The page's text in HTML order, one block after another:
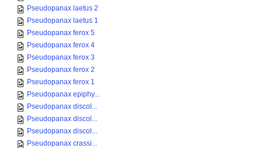
Pseudopanax laetus 2
Pseudopanax laetus 1
Pseudopanax ferox 5
Pseudopanax ferox 4
Pseudopanax ferox 3
Pseudopanax ferox 2
Pseudopanax ferox 1
Pseudopanax epiphy...
Pseudopanax discol...
Pseudopanax discol...
Pseudopanax discol...
Pseudopanax crassi...